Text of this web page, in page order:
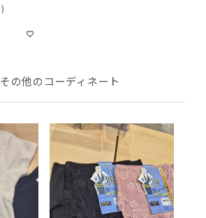
その他のコーディネート